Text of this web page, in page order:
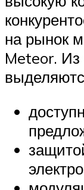
на рынок
Meteor. Из